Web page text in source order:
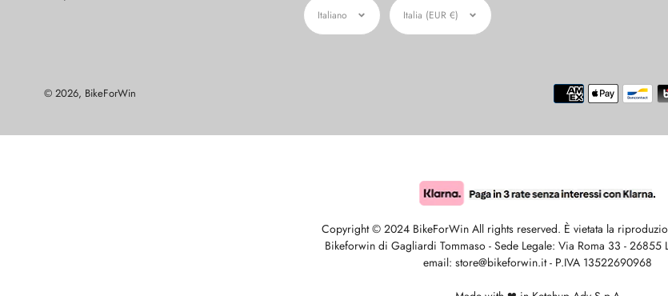
Lingua
Italiano Moneta
Italia (EUR €)
© 2026, BikeForWin
Copyright © 2024 BikeForWin All rights reserved. È vietata la
Bikeforwin di Gagliardi Tommaso - Sede Legale: Via Roma 33 - 26855
email: store@bikeforwin.it - P.IVA 13522690968